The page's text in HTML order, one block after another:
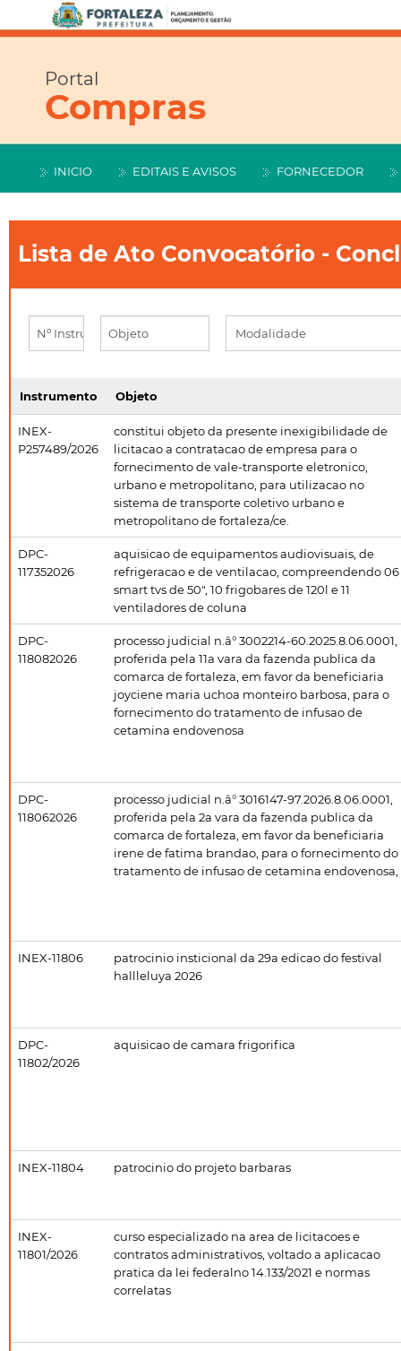
Portal
Compras
INICIO EDITAIS E AVISOS FORNECEDOR
Lista de Ato Convocatório -
Instrumento Objeto
INEX-
P257489/2026
constitui objeto da presente inexigibilidade de
licitacao a contratacao de empresa para o
fornecimento de vale-transporte eletronico,
urbano e metropolitano, para utilizacao no
sistema de transporte coletivo urbano e
metropolitano de fortaleza/ce.
DPC-
117352026
aquisicao de equipamentos audiovisuais, de
refrigeracao e de ventilacao, compreendendo 06
smart tvs de 50", 10 frigobares de 120l e 11
ventiladores de coluna
DPC-
118082026
processo judicial n.â° 3002214-60.2025.8.06.0001,
proferida pela 11a vara da fazenda publica da
comarca de fortaleza, em favor da beneficiaria
joyciene maria uchoa monteiro barbosa, para o
fornecimento do tratamento de infusao de
cetamina endovenosa
DPC-
118062026
processo judicial n.â° 3016147-97.2026.8.06.0001,
proferida pela 2a vara da fazenda publica da
comarca de fortaleza, em favor da beneficiaria
irene de fatima brandao, para o fornecimento do
tratamento de infusao de cetamina endovenosa,
INEX-11806
patrocinio insticional da 29a edicao do festival
hallleluya 2026
DPC-
11802/2026
aquisicao de camara frigorifica
INEX-11804 patrocinio do projeto barbaras
INEX-
11801/2026
curso especializado na area de licitacoes e
contratos administrativos, voltado a aplicacao
pratica da lei federalno 14.133/2021 e normas
correlatas